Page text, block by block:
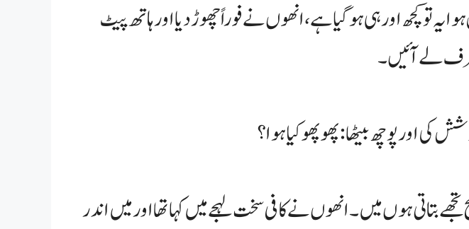
یہ تو کچھ اور ہی ہو گیا ہے، انھوں نے فوراً چھوڑ دیا اور ہاتھ پیٹ
طرف لے آئیں۔
کی اور پوچھ بیٹھا: پھوپھو کیا ہوا؟
بتاتی ہوں میں۔ انھوں نے کافی سخت لہجے میں کہا تھا اور میں اندر